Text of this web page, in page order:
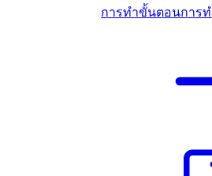
การทำขั้นตอนการ